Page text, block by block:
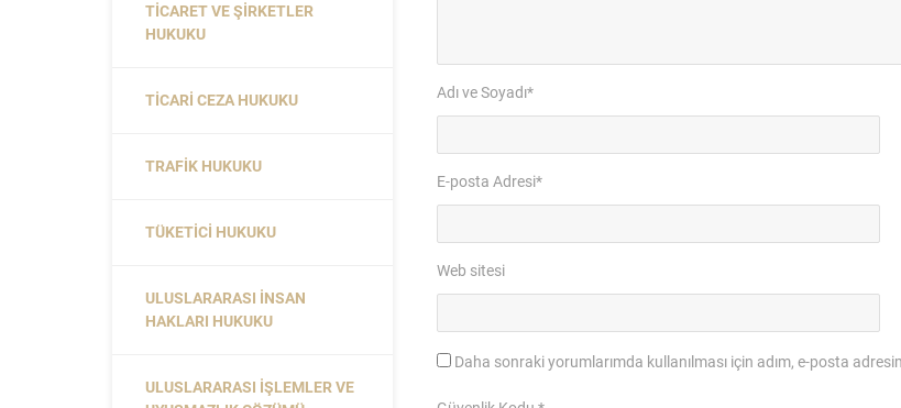
Adı ve Soyadı*
E-posta Adresi*
Web sitesi
Daha sonraki yorumlarımda kullanılması için adım, e-posta
TICARET VE ŞIRKETLER
HUKUKU
TICARI CEZA HUKUKU
TRAFIK HUKUKU
TÜKETICI HUKUKU
ULUSLARARASI İNSAN
HAKLARI HUKUKU
ULUSLARARASI İŞLEMLER VE